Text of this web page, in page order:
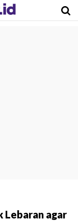
Lebaran agar